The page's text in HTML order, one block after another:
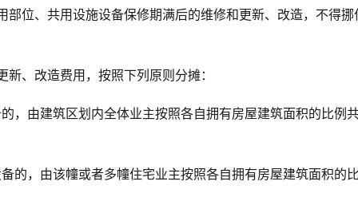
位、共用设施设备保修期满后的维修和更新、改造，不得挪
、改造费用，按照下列原则分摊：
，由建筑区划内全体业主按照各自拥有房屋建筑面积的比例
的，由该幢或者多幢住宅业主按照各自拥有房屋建筑面积的